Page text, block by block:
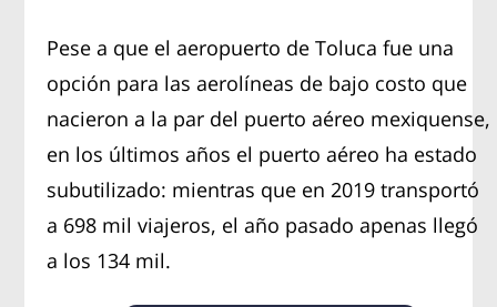
Pese a que el aeropuerto de Toluca fue una
opción para las aerolíneas de bajo costo que
nacieron a la par del puerto aéreo mexiquense,
en los últimos años el puerto aéreo ha estado
subutilizado: mientras que en 2019 transportó
a 698 mil viajeros, el año pasado apenas llegó
a los 134 mil.